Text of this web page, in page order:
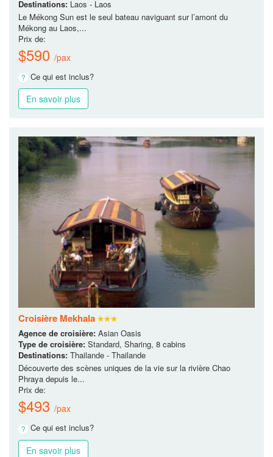
Destinations: Laos - Laos
Le Mékong Sun est le seul bateau naviguant sur l’amont du
Mékong au Laos,...
Prix de:
$590 /pax
Ce qui est inclus?
En savoir plus
Croisière Mekhala
Agence de croisière: Asian Oasis
Type de croisière: Standard, Sharing, 8 cabins
Destinations: Thailande - Thailande
Découverte des scènes uniques de la vie sur la rivière Chao
Phraya depuis le...
Prix de:
$493 /pax
Ce qui est inclus?
En savoir plus